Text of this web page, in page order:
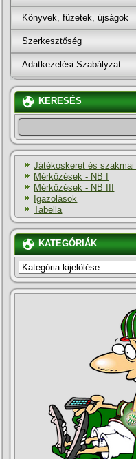
Könyvek, füzetek, újságok
Szerkesztőség
Adatkezelési Szabályzat
KERESÉS
Játékoskeret és szakmai
Mérkőzések - NB I
Mérkőzések - NB III
Igazolások
Tabella
KATEGÓRIÁK
KATEGÓRIÁK